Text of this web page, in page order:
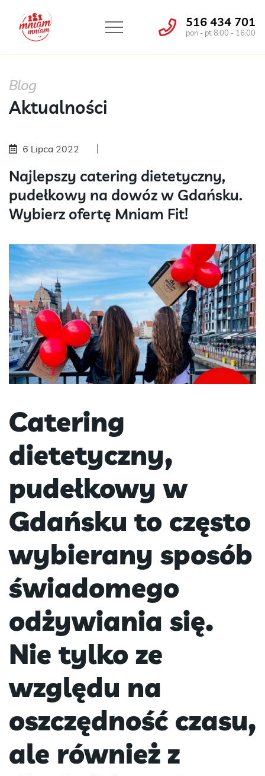
516 434 701
pon - pt 8:00 - 16:00
Blog
Aktualności
6 Lipca 2022
Najlepszy catering dietetyczny,
pudełkowy na dowóz w Gdańsku.
Wybierz ofertę Mniam Fit!
Catering
dietetyczny,
pudełkowy w
Gdańsku to często
wybierany sposób
świadomego
odżywiania się.
Nie tylko ze
względu na
oszczędność czasu,
ale również z